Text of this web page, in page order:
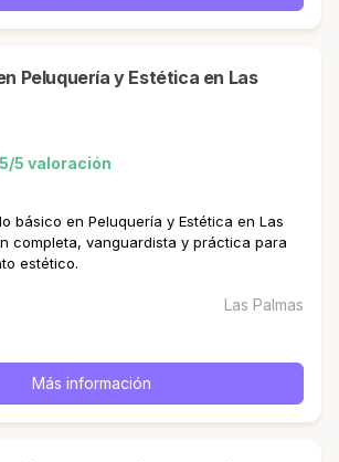
5/5 valoración
básico en Peluquería y Estética en Las
completa, vanguardista y práctica para
estético.
Las Palmas
Más información